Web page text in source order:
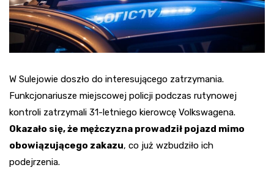
W Sulejowie doszło do interesującego zatrzymania.
Funkcjonariusze miejscowej policji podczas rutynowej
kontroli zatrzymali 31-letniego kierowcę Volkswagena.
Okazało się, że mężczyzna prowadził pojazd mimo
obowiązującego zakazu, co już wzbudziło ich
podejrzenia.